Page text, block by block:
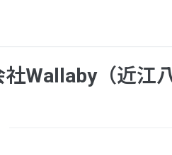
Wallaby（近江